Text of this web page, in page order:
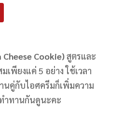
Cookie)สูตรและ
เพียงแค่ 5 อย่าง ใช้เวลา
นคู่กับไอศครีมก็เพิ่มความ
ำทานกันดูนะคะ